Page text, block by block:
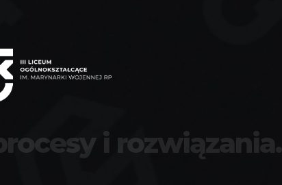
i rozwiązania.